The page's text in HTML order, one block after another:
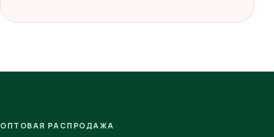
ОПТОВАЯ РАСПРОДАЖА